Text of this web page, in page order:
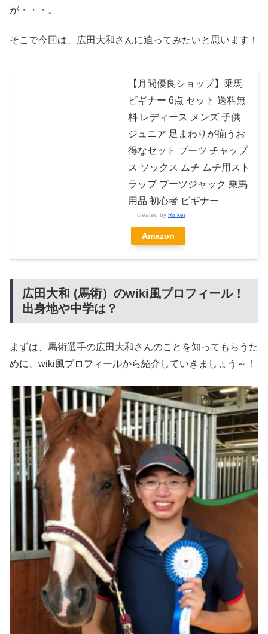
が・・・。
そこで今回は、広田大和さんに迫ってみたいと思います！
【月間優良ショップ】乗馬
ビギナー 6点 セット 送料無
料 レディース メンズ 子供
ジュニア 足まわりが揃うお
得なセット ブーツ チャップ
ス ソックス ムチ ムチ用スト
ラップ ブーツジャック 乗馬
用品 初心者 ビギナー
created by Rinker
Amazon
広田大和 (馬術）のwiki風プロフィール！
出身地や中学は？
まずは、馬術選手の広田大和さんのことを知ってもらうた
めに、wiki風プロフィールから紹介していきましょう～！